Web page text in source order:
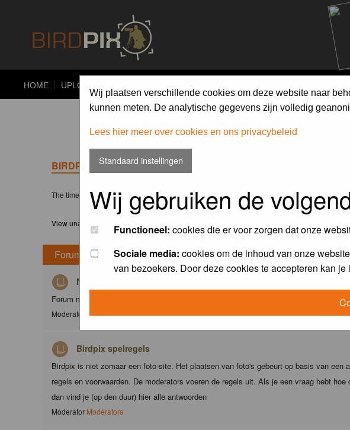
HOME UPLOAD
Wij plaatsen verschillende cookies om deze website naar
kunnen meten. De analytische gegevens zijn volledig
Lees hier meer over cookies en ons privacybeleid
Standaard instellingen
Wij gebruiken de
Functioneel: cookies die er voor zorgen dat onze
Sociale media: cookies om de inhoud van onze
van bezoekers. Door deze cookies te accepteren kan
BIRDPIX.NL FORUM INDEX
The time now is Fri 07 Aug 2026, 18:38
View unanswered posts
Forum
Nieuws
Forum met nieuwsberichten over Birdpix
Moderator Moderators
Birdpix spelregels
Birdpix is niet zomaar een foto-site. Het plaatsen van foto's gebeurt op basis van een
regels en voorwaarden. De moderators voeren de regels uit. Als je een vraag hebt hoe
dan vind je (op den duur) hier alle antwoorden
Moderator Moderators